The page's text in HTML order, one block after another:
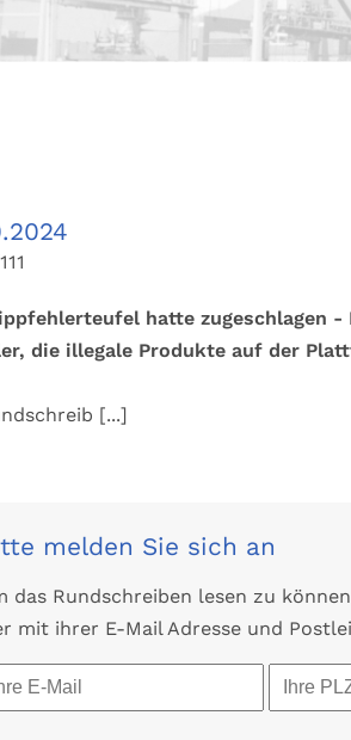
hatte zugeschlagen
die illegale Produkte auf der
[...]
melden Sie sich an
das Rundschreiben lesen zu
mit ihrer E-Mail Adresse und